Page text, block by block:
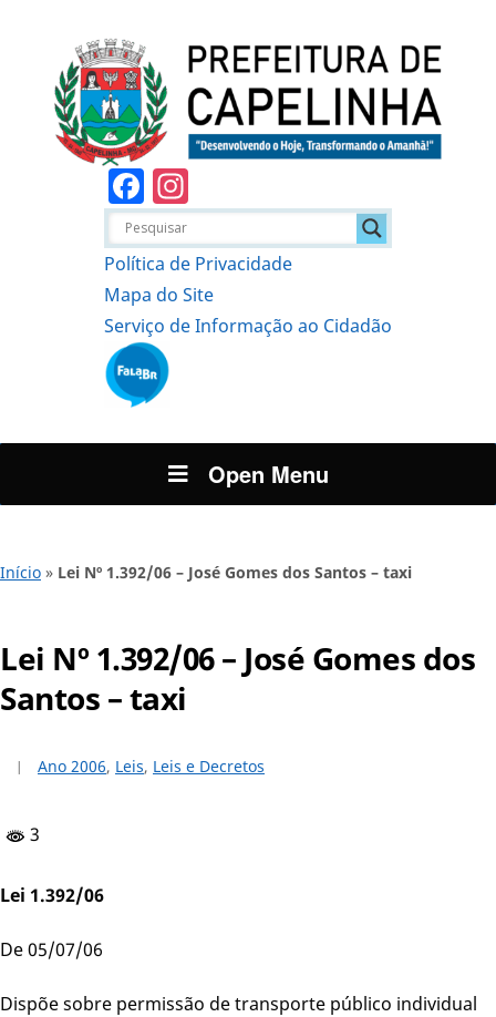
Facebook
Política de Privacidade
Mapa do Site
Serviço de Informação ao Cidadão
Open Menu
Início » Lei Nº 1.392/06 – José Gomes dos Santos – taxi
Lei Nº 1.392/06 – José Gomes dos
Santos – taxi
Ano 2006, Leis, Leis e Decretos
3
Lei 1.392/06
De 05/07/06
Dispõe sobre permissão de transporte público individual